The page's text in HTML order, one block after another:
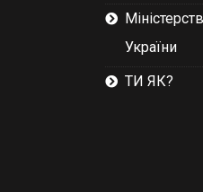
України
ТИ ЯК?